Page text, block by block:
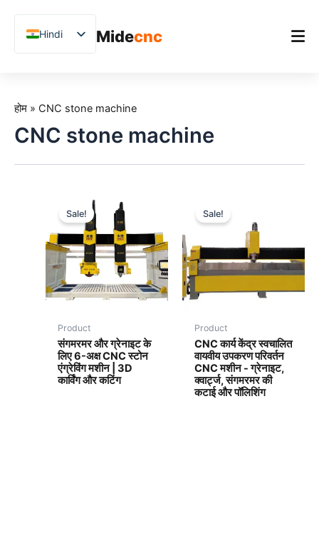
Midecnc
उत्पाद
अनुप्रयोग
समर्थन
Hindi
English
Vietnamese
German
Japanese
Russian
Uzbek
Polish
होम » CNC stone machine
CNC stone machine
Sale!
Product
संगमरमर और ग्रेनाइट के
लिए 6-अक्ष CNC स्टोन
एंग्रेविंग मशीन | 3D
कार्विंग और कटिंग
Sale!
Product
CNC कार्य केंद्र स्वचालित
वायवीय उपकरण परिवर्तन
CNC मशीन - ग्रेनाइट,
क्वार्ट्ज, संगमरमर की
कटाई और पॉलिशिंग